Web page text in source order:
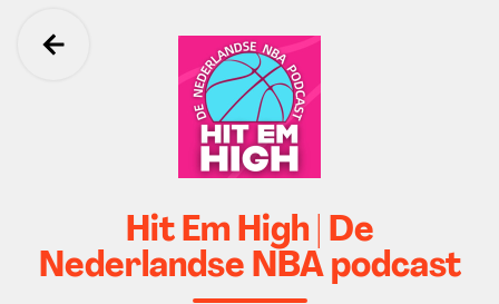
Ga terug
Hit Em High | De
Nederlandse NBA podcast